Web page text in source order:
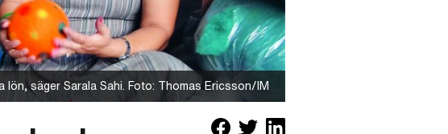
lön, säger Sarala Sahi. Foto: Thomas Ericsson/IM